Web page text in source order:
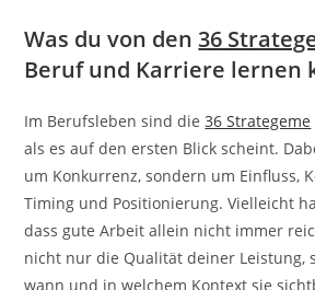
Was du von den36
Beruf und Karriere lernen
Im Berufsleben sind die36 Strategeme
als es auf den ersten Blick scheint.
um Konkurrenz, sondern um Einfluss,
Timing und Positionierung. Vielleicht
dass gute Arbeit allein nicht immer
nicht nur die Qualität deiner Leistung,
wann und in welchem Kontext sie